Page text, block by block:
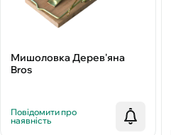
Мишоловка Дерев'яна
Bros
Повідомити про
наявність